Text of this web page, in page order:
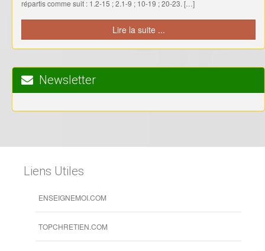
répartis comme suit : 1.2-15 ; 2.1-9 ; 10-19 ; 20-23. […]
Lire la suite ...
Newsletter
Liens Utiles
ENSEIGNEMOI.COM
TOPCHRETIEN.COM